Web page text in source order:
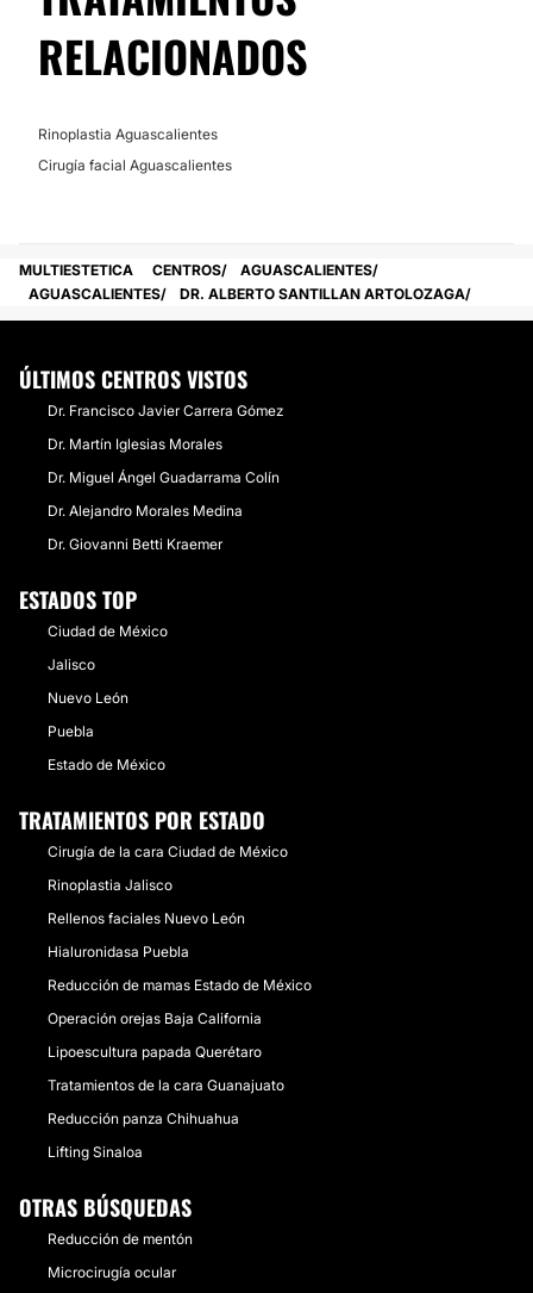
RELACIONADOS
Rinoplastia Aguascalientes
Cirugía facial Aguascalientes
MULTIESTETICA CENTROS
AGUASCALIENTES
AGUASCALIENTES
DR. ALBERTO SANTILLAN ARTOLOZAGA
ÚLTIMOS CENTROS VISTOS
Dr. Francisco Javier Carrera Gómez
Dr. Martín Iglesias Morales
Dr. Miguel Ángel Guadarrama Colín
Dr. Alejandro Morales Medina
Dr. Giovanni Betti Kraemer
ESTADOS TOP
Ciudad de México
Jalisco
Nuevo León
Puebla
Estado de México
TRATAMIENTOS POR ESTADO
Cirugía de la cara Ciudad de México
Rinoplastia Jalisco
Rellenos faciales Nuevo León
Hialuronidasa Puebla
Reducción de mamas Estado de México
Operación orejas Baja California
Lipoescultura papada Querétaro
Tratamientos de la cara Guanajuato
Reducción panza Chihuahua
Lifting Sinaloa
OTRAS BÚSQUEDAS
Reducción de mentón
Microcirugía ocular